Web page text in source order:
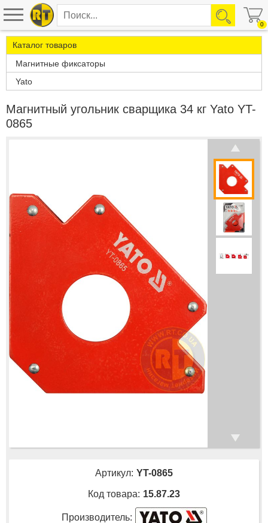
0
Каталог товаров
Магнитные фиксаторы
Yato
Магнитный угольник сварщика 34 кг Yato YT-
0865
Артикул: YT-0865
Код товара: 15.87.23
Производитель: